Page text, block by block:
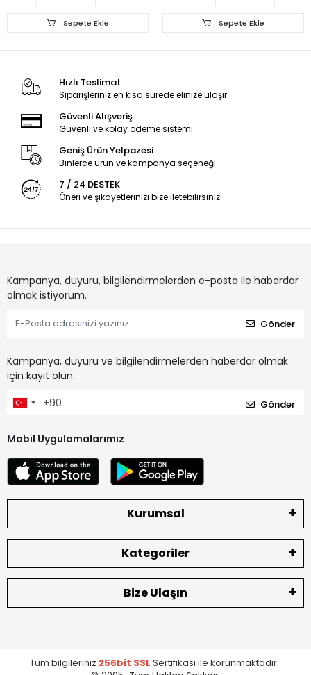
Sepete Ekle Sepete Ekle
Hızlı Teslimat
Siparişleriniz en kısa sürede elinize ulaşır.
Güvenli Alışveriş
Güvenli ve kolay ödeme sistemi
Geniş Ürün Yelpazesi
Binlerce ürün ve kampanya seçeneği
7 / 24 DESTEK
Öneri ve şikayetlerinizi bize iletebilirsiniz.
Kampanya, duyuru, bilgilendirmelerden e-posta ile haberdar
olmak istiyorum.
Gönder
Kampanya, duyuru ve bilgilendirmelerden haberdar olmak
için kayıt olun.
Gönder
Mobil Uygulamalarımız
Kurumsal
Kategoriler
Bize Ulaşın
Tüm bilgileriniz 256bit SSL Sertifikası ile korunmaktadır.